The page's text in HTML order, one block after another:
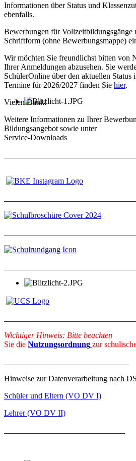
Informationen über Status und
ebenfalls.
Bewerbungen für Vollzeitbildungsgänge
Schriftform (ohne Bewerbungsmappe)
Wir möchten Sie freundlichst bitten von
Ihrer Anmeldungen abzusehen. Sie
SchülerOnline über den aktuellen
Termine für 2026/2027 finden Sie hier.
Vielen Dank!
Weitere Informationen zu Ihrer
Bildungsangebot sowie unter
Service-Downloads
Wichtiger Hinweis: Bitte beachten
Sie die Nutzungsordnung zur
Hinweise zur Datenverarbeitung nach
Schüler und Eltern (VO DV I)
Lehrer (VO DV II)